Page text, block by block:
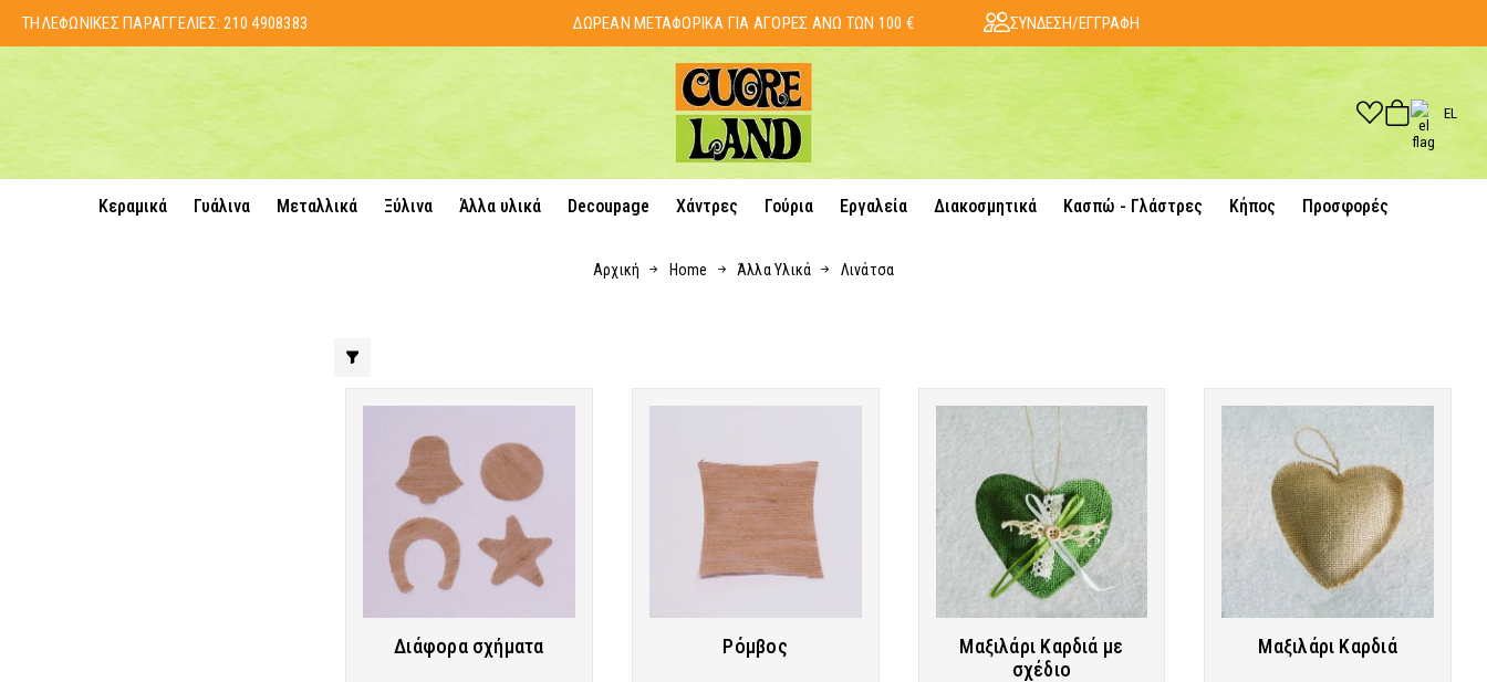
ΤΗΛΕΦΩΝΙΚΕΣ ΠΑΡΑΓΓΕΛΙΕΣ:210 4908383 ΔΩΡΕΑΝ ΜΕΤΑΦΟΡΙΚΑ ΓΙΑ ΑΓΟΡΕΣ ΑΝΩ ΤΩΝ 100 € ΣΥΝΔΕΣΗ/ΕΓΓΡΑΦΗ
EL
Κεραμικά Γυάλινα Μεταλλικά Ξύλινα Άλλα υλικά Decoupage Χάντρες Γούρια Εργαλεία Διακοσμητικά Κασπώ - Γλάστρες Κήπος Προσφορές
Αρχική Home Άλλα Υλικά Λινάτσα
Διάφορα σχήματα Ρόμβος
Μαξιλάρι Καρδιά με
σχέδιο
Μαξιλάρι Καρδιά